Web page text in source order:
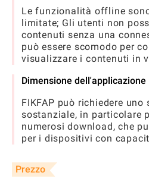
Le funzionalità offline
limitate; Gli utenti non
contenuti senza una
può essere scomodo per
visualizzare i contenuti in
Dimensione dell'applicazione
FIKFAP può richiedere
sostanziale, in particolare
numerosi download, che
per i dispositivi con
Prezzo